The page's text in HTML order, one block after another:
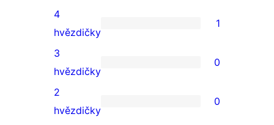
5hvězdičkové
hodnocení
1
4hvězdičkové
hodnocení
4
hvězdičky
1
0
3hvězdičkové
hodnocení
3
hvězdičky
0
0
2
hvězdičky
0